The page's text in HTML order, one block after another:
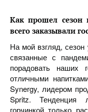
Как прошел сезон
всего заказывали
На мой взгляд,
связанные с
порадовать наших
отличными
Synergy, лидером
Spritz. Тенденция
горчинкой только